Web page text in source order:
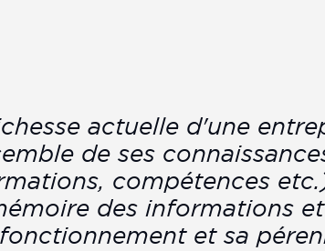
actuelle d'une
de ses
compétences
des informations
et sa